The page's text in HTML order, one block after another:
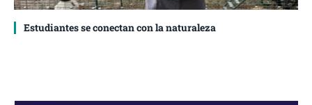
Estudiantes se conectan con la naturaleza